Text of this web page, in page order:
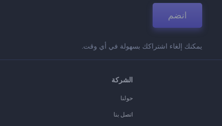
انضم
يمكنك إلغاء اشتراكك بسهولة في أي وقت.
الشركة
حولنا
اتصل بنا